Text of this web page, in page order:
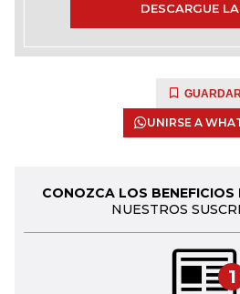
DESCARGUE
GUARDAR
UNIRSE A
CONOZCA LOS BENEFICIOS
NUESTROS
1